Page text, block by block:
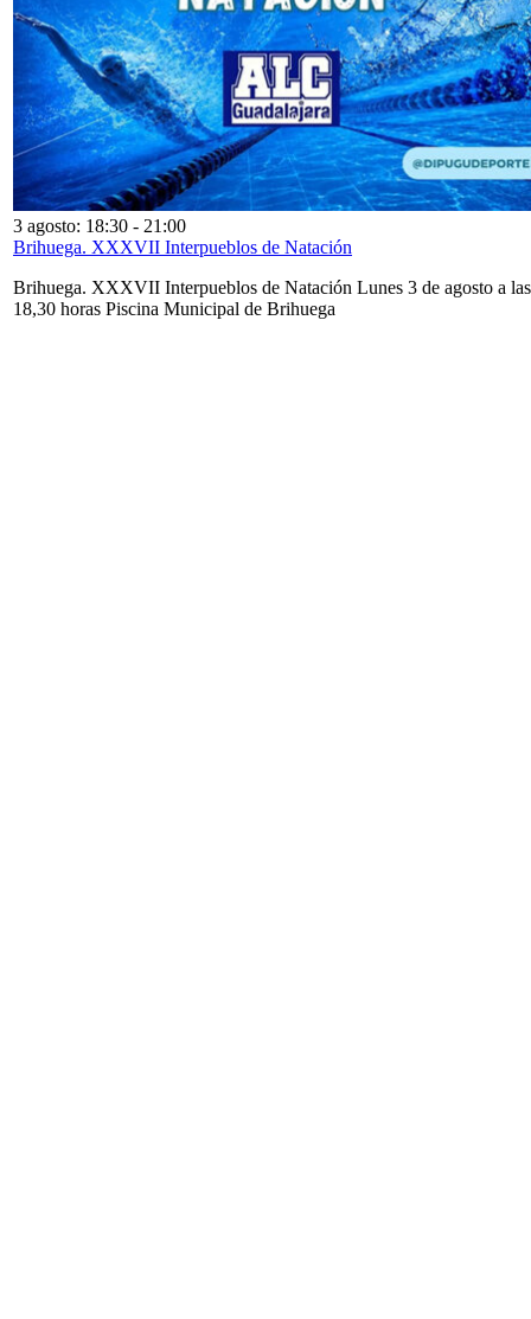
3 agosto: 18:30 - 21:00
Brihuega. XXXVII Interpueblos de Natación
Brihuega. XXXVII Interpueblos de Natación Lunes 3 de agosto a las
18,30 horas Piscina Municipal de Brihuega